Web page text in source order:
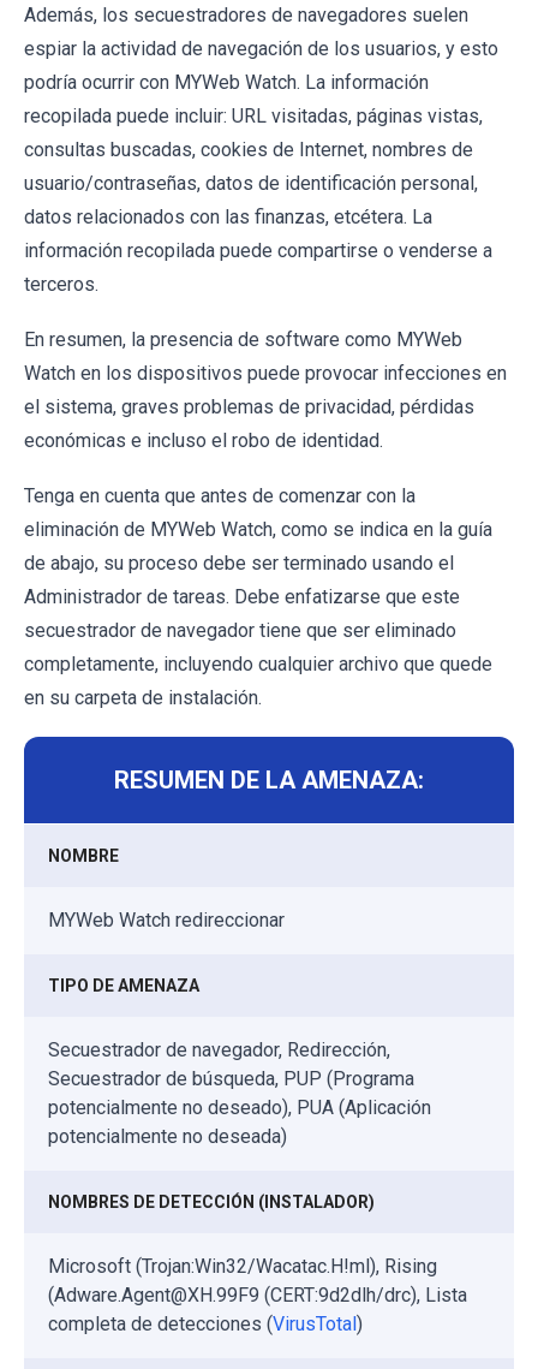
Además, los secuestradores de navegadores suelen
espiar la actividad de navegación de los usuarios, y esto
podría ocurrir con MYWeb Watch. La información
recopilada puede incluir: URL visitadas, páginas vistas,
consultas buscadas, cookies de Internet, nombres de
usuario/contraseñas, datos de identificación personal,
datos relacionados con las finanzas, etcétera. La
información recopilada puede compartirse o venderse a
terceros.
En resumen, la presencia de software como MYWeb
Watch en los dispositivos puede provocar infecciones en
el sistema, graves problemas de privacidad, pérdidas
económicas e incluso el robo de identidad.
Tenga en cuenta que antes de comenzar con la
eliminación de MYWeb Watch, como se indica en la guía
de abajo, su proceso debe ser terminado usando el
Administrador de tareas. Debe enfatizarse que este
secuestrador de navegador tiene que ser eliminado
completamente, incluyendo cualquier archivo que quede
en su carpeta de instalación.
RESUMEN DE LA AMENAZA:
NOMBRE
MYWeb Watch redireccionar
TIPO DE AMENAZA
Secuestrador de navegador, Redirección,
Secuestrador de búsqueda, PUP (Programa
potencialmente no deseado), PUA (Aplicación
potencialmente no deseada)
NOMBRES DE DETECCIÓN (INSTALADOR)
Microsoft (Trojan:Win32/Wacatac.H!ml), Rising
(Adware.Agent@XH.99F9 (CERT:9d2dlh/drc), Lista
completa de detecciones (VirusTotal)